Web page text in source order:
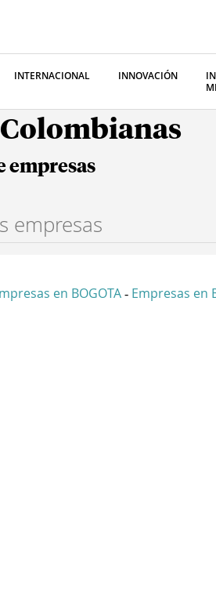
INTERNACIONAL INNOVACIÓN
empresas
en BOGOTA - Empresas en